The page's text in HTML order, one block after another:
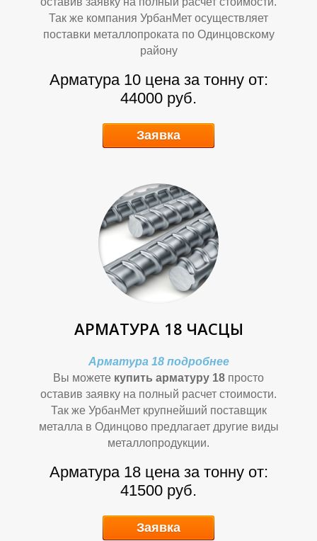
Р
О
Так же компания УрбанМет осуществляет
поставки металлопроката по Одинцовскому
району
Арматура 10 цена за тонну от:
44000 руб.
Заявка
АРМАТУРА 18 ЧАСЦЫ
Арматура 18 подробнее
Вы можете купить арматуру 18 просто
оставив заявку на полный расчет стоимости.
Так же УрбанМет крупнейший поставщик
металла в Одинцово предлагает другие виды
металлопродукции.
Арматура 18 цена за тонну от:
41500 руб.
Заявка
Р
О